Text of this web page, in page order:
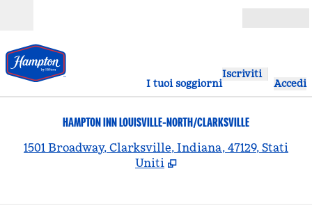
I tuoi soggiorni
Iscriviti
Accedi
HAMPTON INN LOUISVILLE-NORTH/CLARKSVILLE
1501 Broadway, Clarksville, Indiana, 47129, Stati
Uniti